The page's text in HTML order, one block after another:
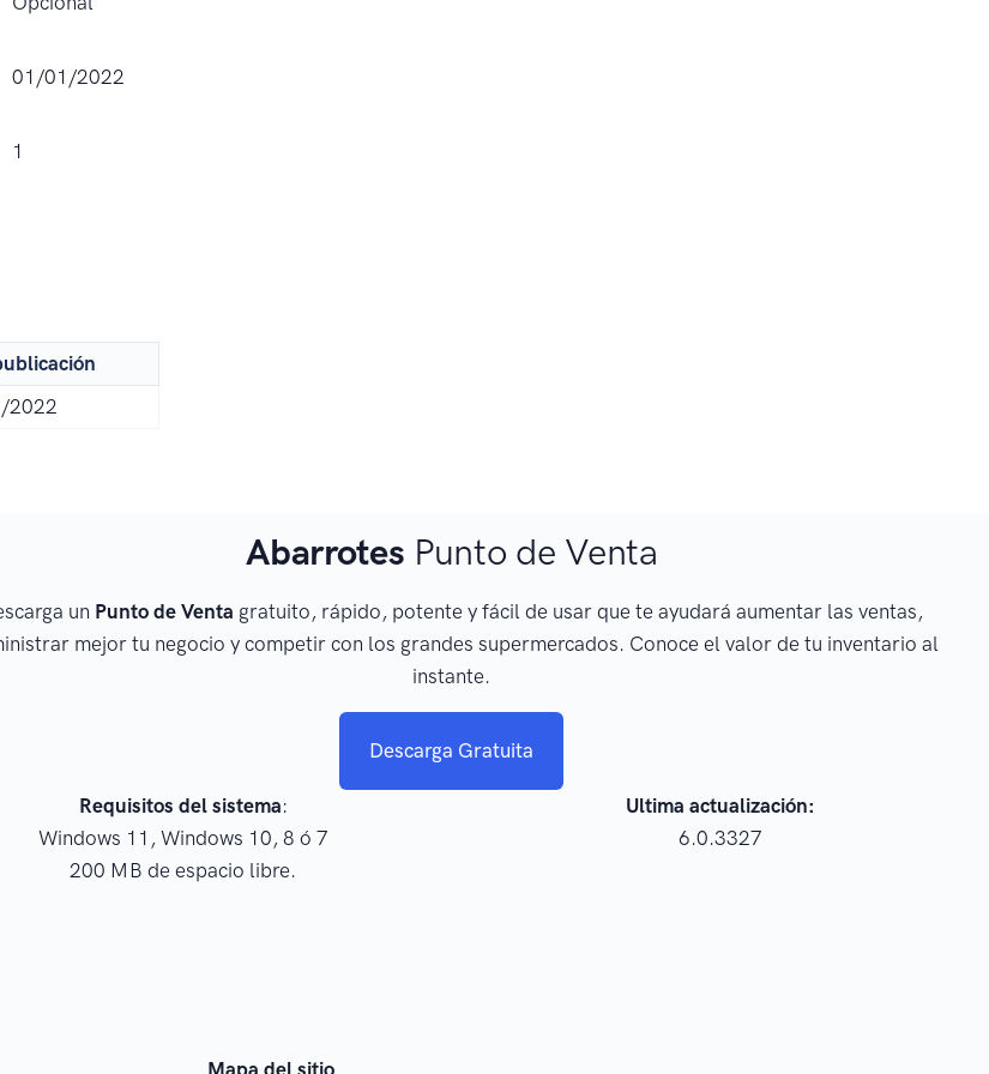
01/01/2022
1
2022
Abarrotes Punto de Venta
un Punto de Venta gratuito, rápido, potente y fácil de usar que te ayudará aumentar las ventas,
mejor tu negocio y competir con los grandes supermercados. Conoce el valor de tu inventario al
instante.
Descarga Gratuita
Requisitos del sistema:
Windows 11, Windows 10, 8 ó 7
200 MB de espacio libre.
Ultima actualización:
6.0.3327
Mapa del sitio